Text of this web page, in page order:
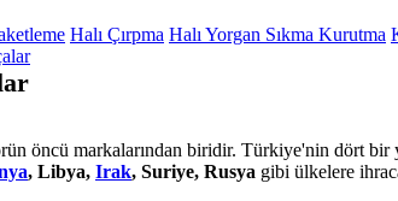
Halı Çırpma Halı Yorgan Sıkma Kurutma
öncü markalarından biridir. Türkiye'nin dört bir
, Libya, Irak, Suriye, Rusya gibi ülkelere